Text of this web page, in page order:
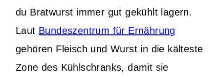
du Bratwurst immer gut gekühlt lagern.
Laut Bundeszentrum für Ernährung
gehören Fleisch und Wurst in die kälteste
Zone des Kühlschranks, damit sie